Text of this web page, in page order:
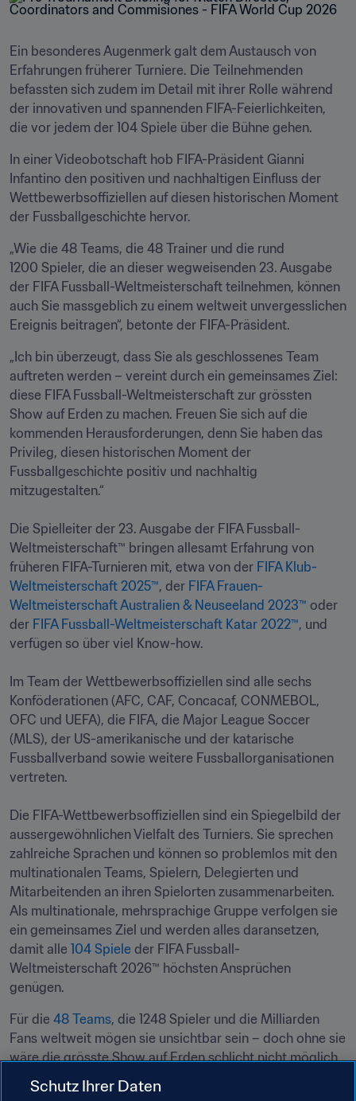
Ein besonderes Augenmerk galt dem Austausch von
Erfahrungen früherer Turniere. Die Teilnehmenden
befassten sich zudem im Detail mit ihrer Rolle während
der innovativen und spannenden FIFA-Feierlichkeiten,
die vor jedem der 104 Spiele über die Bühne gehen.
In einer Videobotschaft hob FIFA-Präsident Gianni
Infantino den positiven und nachhaltigen Einfluss der
Wettbewerbsoffiziellen auf diesen historischen Moment
der Fussballgeschichte hervor.
„Wie die 48 Teams, die 48 Trainer und die rund
1200 Spieler, die an dieser wegweisenden 23. Ausgabe
der FIFA Fussball-Weltmeisterschaft teilnehmen, können
auch Sie massgeblich zu einem weltweit unvergesslichen
Ereignis beitragen“, betonte der FIFA-Präsident.
„Ich bin überzeugt, dass Sie als geschlossenes Team
auftreten werden – vereint durch ein gemeinsames Ziel:
diese FIFA Fussball-Weltmeisterschaft zur grössten
Show auf Erden zu machen. Freuen Sie sich auf die
kommenden Herausforderungen, denn Sie haben das
Privileg, diesen historischen Moment der
Fussballgeschichte positiv und nachhaltig
mitzugestalten.“
Die Spielleiter der 23. Ausgabe der FIFA Fussball-
Weltmeisterschaft™ bringen allesamt Erfahrung von
früheren FIFA-Turnieren mit, etwa von der FIFA Klub-
Weltmeisterschaft 2025™, der FIFA Frauen-
Weltmeisterschaft Australien & Neuseeland 2023™ oder
der FIFA Fussball-Weltmeisterschaft Katar 2022™, und
verfügen so über viel Know-how.
Im Team der Wettbewerbsoffiziellen sind alle sechs
Konföderationen (AFC, CAF, Concacaf, CONMEBOL,
OFC und UEFA), die FIFA, die Major League Soccer
(MLS), der US-amerikanische und der katarische
Fussballverband sowie weitere Fussballorganisationen
vertreten.
Die FIFA-Wettbewerbsoffiziellen sind ein Spiegelbild der
aussergewöhnlichen Vielfalt des Turniers. Sie sprechen
zahlreiche Sprachen und können so problemlos mit den
multinationalen Teams, Spielern, Delegierten und
Mitarbeitenden an ihren Spielorten zusammenarbeiten.
Als multinationale, mehrsprachige Gruppe verfolgen sie
ein gemeinsames Ziel und werden alles daransetzen,
damit alle 104 Spiele der FIFA Fussball-
Weltmeisterschaft 2026™ höchsten Ansprüchen
genügen.
Für die 48 Teams, die 1248 Spieler und die Milliarden
Fans weltweit mögen sie unsichtbar sein – doch ohne sie
wäre die grösste Show auf Erden schlicht nicht möglich.
Schutz Ihrer Daten